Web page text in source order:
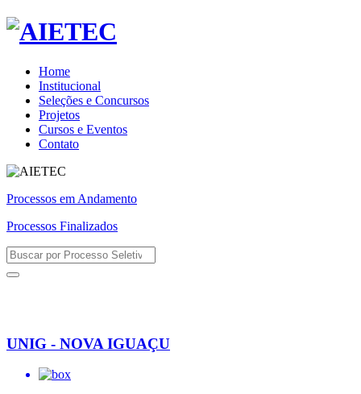
Home
Institucional
Seleções e Concursos
Projetos
Cursos e Eventos
Contato
Processos em Andamento
Processos Finalizados
UNIG - NOVA IGUAÇU